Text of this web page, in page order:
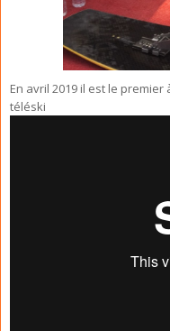
En avril 2019 il est le
téléski